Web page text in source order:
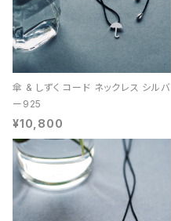
傘 & しずく コード ネックレス シルバ
ー925
¥10,800